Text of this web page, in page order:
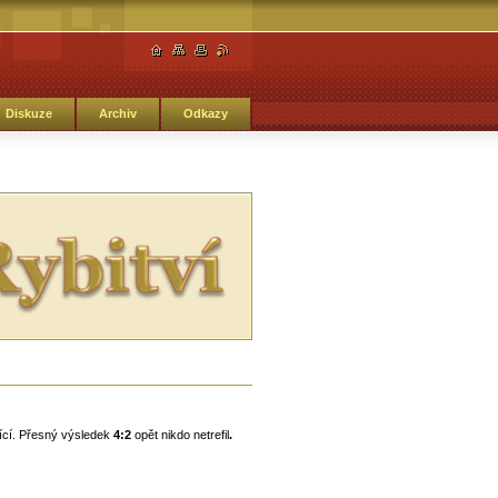
Diskuze Archiv Odkazy
Přesný výsledek 4:2opět nikdo netrefil.